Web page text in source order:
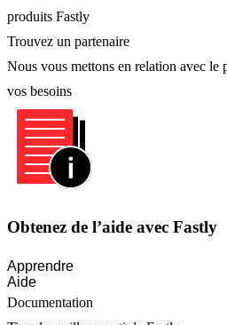
produits Fastly
Trouvez un partenaire
Nous vous mettons en relation avec le
vos besoins
Obtenez de l’aide avec Fastly
Apprendre
Aide
Documentation